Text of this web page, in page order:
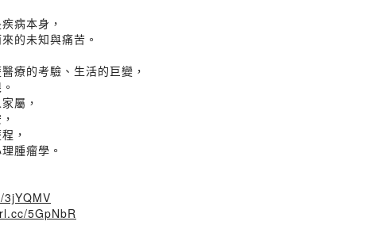
病本身，
的未知與痛苦。
療的考驗、生活的巨變，
屬，
，
腫瘤學。
5GpNbR